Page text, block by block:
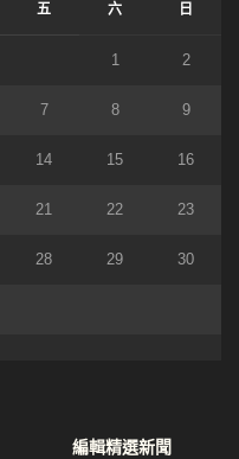
五 六 日
1 2
7 8 9
14 15 16
21 22 23
28 29 30
編輯精選新聞